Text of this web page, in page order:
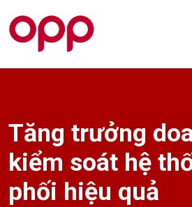
Tăng trưởng
kiểm soát hệ
phối hiệu quả